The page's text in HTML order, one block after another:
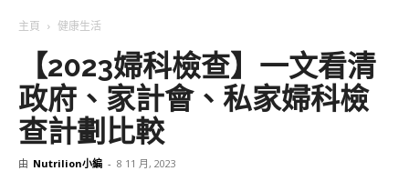
主頁 健康生活
【2023婦科檢查】一文看清
政府、家計會、私家婦科檢
查計劃比較
由 Nutrilion小編 - 8 11 月, 2023